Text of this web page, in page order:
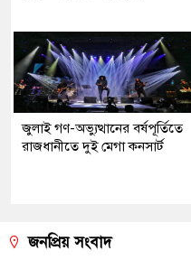
জুলাই গণ-অভ্যুত্থানের বর্ষপূর্তিতে
রাজধানীতে দুই মেগা কনসার্ট
জনপ্রিয় সংবাদ